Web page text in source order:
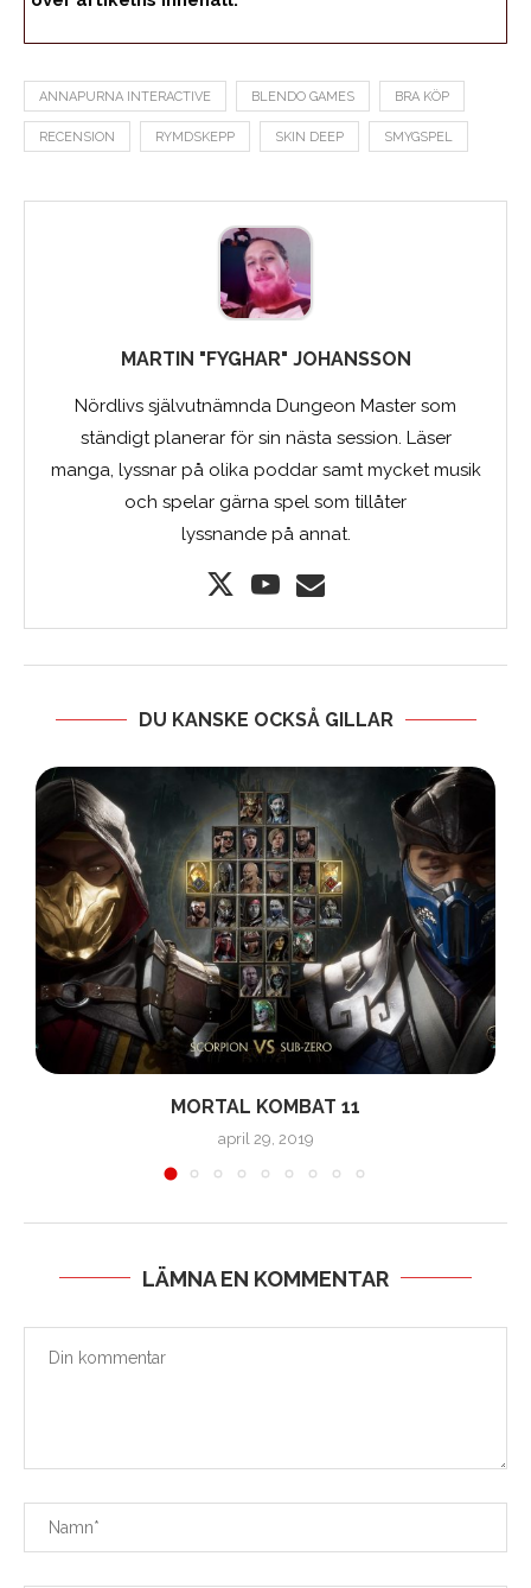
ANNAPURNA INTERACTIVE BLENDO GAMES BRA KÖP
RECENSION RYMDSKEPP SKIN DEEP SMYGSPEL
MARTIN "FYGHAR" JOHANSSON
Nördlivs självutnämnda Dungeon Master som
ständigt planerar för sin nästa session. Läser
manga, lyssnar på olika poddar samt mycket musik
och spelar gärna spel som tillåter
lyssnande på annat.
DU KANSKE OCKSÅ GILLAR
MORTAL KOMBAT 11
april 29, 2019
LÄMNA EN KOMMENTAR